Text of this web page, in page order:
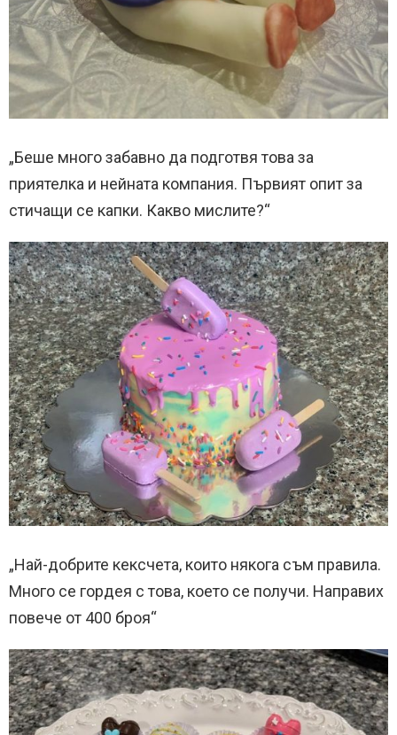
„Беше много забавно да подготвя това за
приятелка и нейната компания. Първият опит за
стичащи се капки. Какво мислите?“
„Най-добрите кексчета, които някога съм правила.
Много се гордея с това, което се получи. Направих
повече от 400 броя“